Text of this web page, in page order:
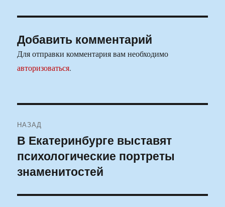
Добавить комментарий
Для отправки комментария вам необходимо
авторизоваться.
по
записям
НАЗАД
Предыдущая
запись:
В Екатеринбурге выставят
психологические портреты
знаменитостей